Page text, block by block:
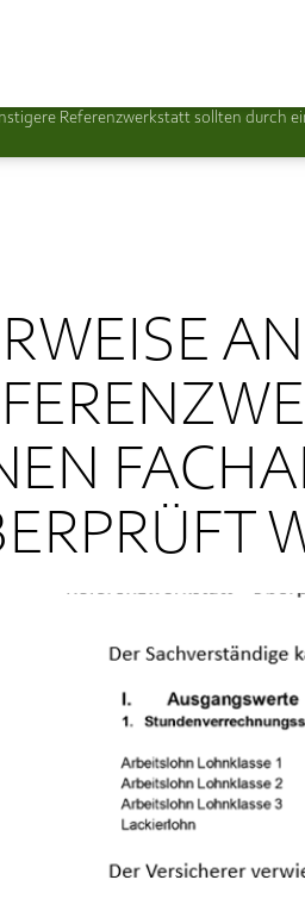
Referenzwerkstatt sollten durch